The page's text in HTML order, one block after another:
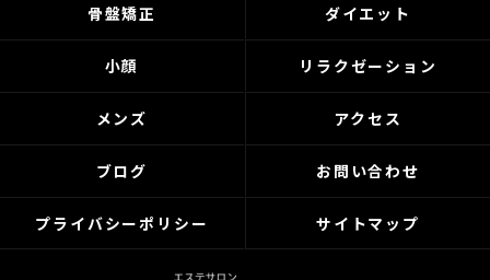
骨盤矯正 ダイエット
小顔 リラクゼーション
メンズ アクセス
ブログ お問い合わせ
プライバシーポリシー サイトマップ